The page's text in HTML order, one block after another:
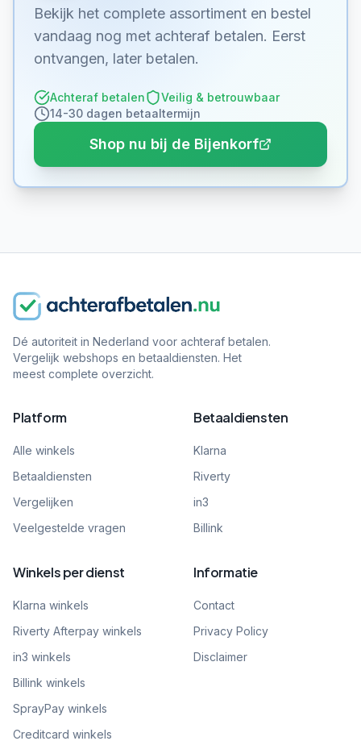
Bekijk het complete assortiment en bestel
vandaag nog met achteraf betalen. Eerst
ontvangen, later betalen.
Achteraf betalen
Veilig & betrouwbaar
14-30 dagen betaaltermijn
Shop nu bij de Bijenkorf
Dé autoriteit in Nederland voor achteraf betalen.
Vergelijk webshops en betaaldiensten. Het
meest complete overzicht.
Platform
Alle winkels
Betaaldiensten
Vergelijken
Veelgestelde vragen
Betaaldiensten
Klarna
Riverty
in3
Billink
Winkels per dienst
Klarna winkels
Riverty Afterpay winkels
in3 winkels
Billink winkels
SprayPay winkels
Creditcard winkels
Informatie
Contact
Privacy Policy
Disclaimer